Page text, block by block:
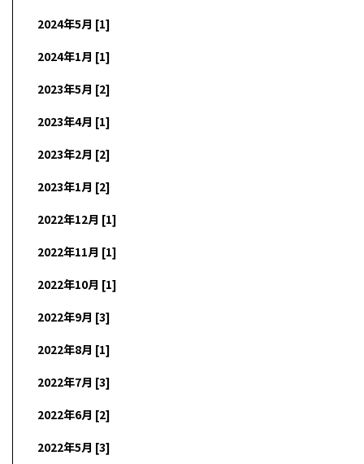
2024年5月 [1]
2024年1月 [1]
2023年5月 [2]
2023年4月 [1]
2023年2月 [2]
2023年1月 [2]
2022年12月 [1]
2022年11月 [1]
2022年10月 [1]
2022年9月 [3]
2022年8月 [1]
2022年7月 [3]
2022年6月 [2]
2022年5月 [3]